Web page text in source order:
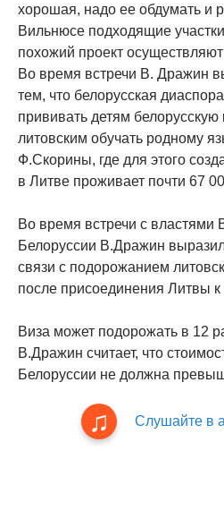
хорошая, надо ее обдумать и
Вильнюсе подходящие
похожий проект
Во время встречи В. Дражин
тем, что белорусская
прививать детям белорусскую
литовским обучать родному
Ф.Скорины, где для этого
в Литве проживает почти 67
Во время встречи с властями
Белоруссии В.Дражин
связи с подорожанием
после присоединения Литвы
Виза может подорожать в 12
В.Дражин считает, что
Белоруссии не должна
Слушайте в